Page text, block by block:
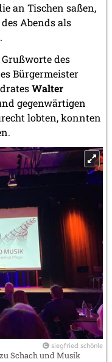
an Tischen saßen,
Abends als
des
Bürgermeister
Walter
gegenwärtigen
lobten, konnten
siegfried schönle
zu Schach und Musik